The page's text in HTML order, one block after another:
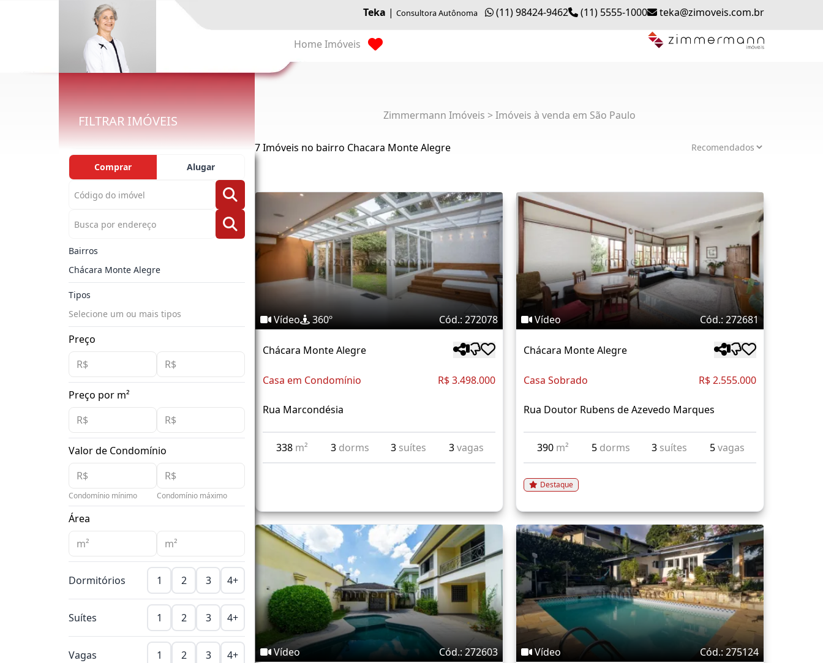
Teka | Consultora Autônoma (11) 98424-9462 (11) 5555-1000 teka@zimoveis.com.br
Home Imóveis
FILTRAR IMÓVEIS
Comprar Alugar
Bairros
Chácara Monte Alegre
Tipos
Selecione um ou mais tipos
Preço
Preço por m²
Valor de Condomínio
Condomínio mínimo Condomínio máximo
Área
Dormitórios 1 2 3 4+
Suítes 1 2 3 4+
Vagas 1 2 3 4+
Zimmermann Imóveis > Imóveis à venda em São Paulo
7 Imóveis no bairro Chacara Monte Alegre
Vídeo 360º Cód.: 272078
Chácara Monte Alegre
Casa em Condomínio R$ 3.498.000
Rua Marcondésia
338 m² 3 dorms 3 suítes 3vagas
Vídeo Cód.: 272681
Chácara Monte Alegre
Casa Sobrado R$ 2.555.000
Rua Doutor Rubens de Azevedo Marques
390 m² 5 dorms 3 suítes 5vagas
Destaque
Vídeo Cód.: 272603 Vídeo Cód.: 275124